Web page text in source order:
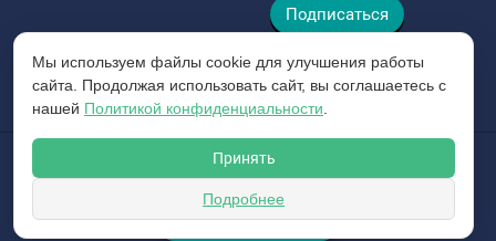
ЗАКАЗАТЬ ЗВОНОК
Подписаться
© 2026 Интергазсервис
Пользовательское соглашение
Мы используем файлы cookie для улучшения работы
сайта. Продолжая использовать сайт, вы соглашаетесь с
нашей Политикой конфиденциальности
Принять
Подробнее